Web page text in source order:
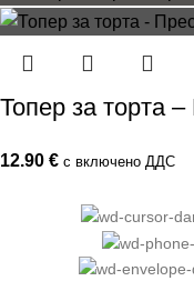
Топер за торта
12.90 € с включено ДДС